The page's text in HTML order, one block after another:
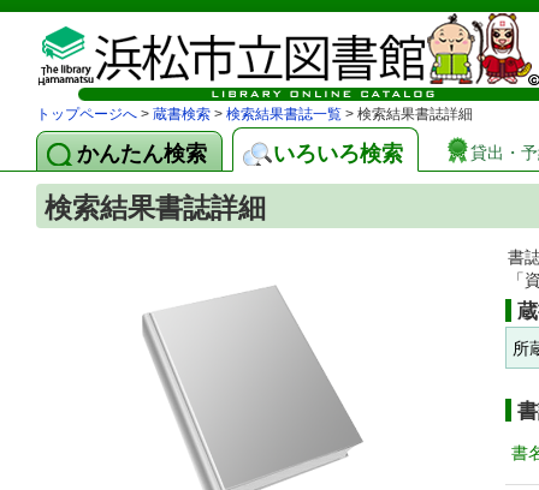
トップページへ > 蔵書検索 > 検索結果書誌一覧 > 検索結果書誌詳細
かんたん検索 いろいろ検索 貸出・
検索結果書誌詳細
書
「
所
書